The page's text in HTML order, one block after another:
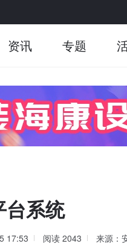
资讯 专题
台系统
17:53 阅读 2043 来源：